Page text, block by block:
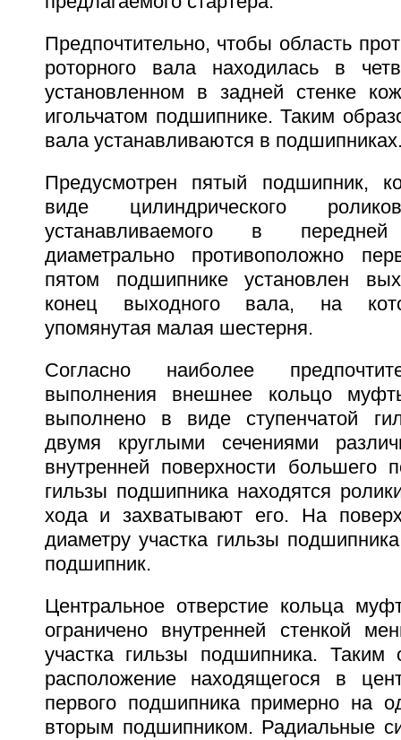
Предпочтительно, чтобы область
роторного вала находилась в
установленном в задней стенке
игольчатом подшипнике. Таким
вала устанавливаются в
Предусмотрен пятый подшипник,
виде цилиндрического
устанавливаемого в
диаметрально противоположно
пятом подшипнике установлен
конец выходного вала, на
упомянутая малая шестерня.
Согласно наиболее
выполнения внешнее кольцо
выполнено в виде ступенчатой
двумя круглыми сечениями
внутренней поверхности большего
гильзы подшипника находятся
хода и захватывают его. На
диаметру участка гильзы
подшипник.
Центральное отверстие кольца
ограничено внутренней стенкой
участка гильзы подшипника. Таким
расположение находящегося в
первого подшипника примерно на
вторым подшипником. Радиальные